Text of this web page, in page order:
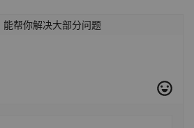
能帮你解决大部分问题